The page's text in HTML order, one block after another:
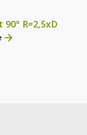
90° R=2,5xD